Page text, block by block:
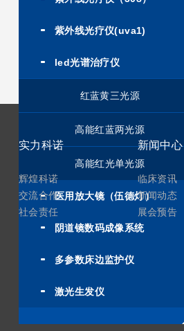
紫外线光疗仪(uva1)
led光谱治疗仪
红蓝黄三光源
高能红蓝两光源
高能红光单光源
医用放大镜（伍德灯）
阴道镜数码成像系统
多参数床边监护仪
激光生发仪
实力科诺
辉煌科诺
交流合作
社会责任
新闻中心
临床资讯
新闻动态
展会预告